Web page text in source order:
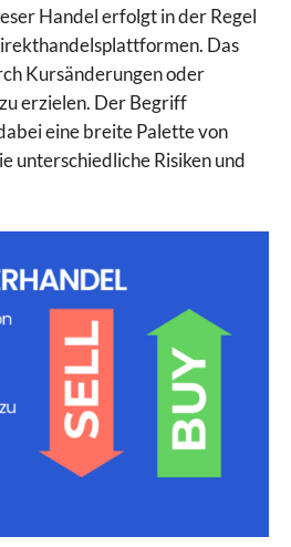
Handel erfolgt in der Regel
Das
Kursänderungen oder
erzielen. Der Begriff
eine breite Palette von
unterschiedliche Risiken und